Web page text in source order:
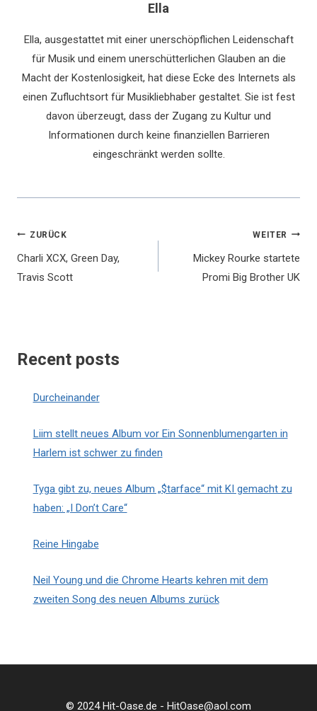
Ella
Ella, ausgestattet mit einer unerschöpflichen Leidenschaft
für Musik und einem unerschütterlichen Glauben an die
Macht der Kostenlosigkeit, hat diese Ecke des Internets als
einen Zufluchtsort für Musikliebhaber gestaltet. Sie ist fest
davon überzeugt, dass der Zugang zu Kultur und
Informationen durch keine finanziellen Barrieren
eingeschränkt werden sollte.
Beitragsnavigation
ZURÜCK
Charli XCX, Green Day,
Travis Scott
WEITER
Mickey Rourke startete
Promi Big Brother UK
Recent posts
Durcheinander
Liim stellt neues Album vor Ein Sonnenblumengarten in
Harlem ist schwer zu finden
Tyga gibt zu, neues Album „$tarface“ mit KI gemacht zu
haben: „I Don’t Care“
Reine Hingabe
Neil Young und die Chrome Hearts kehren mit dem
zweiten Song des neuen Albums zurück
© 2024 Hit-Oase.de - HitOase@aol.com